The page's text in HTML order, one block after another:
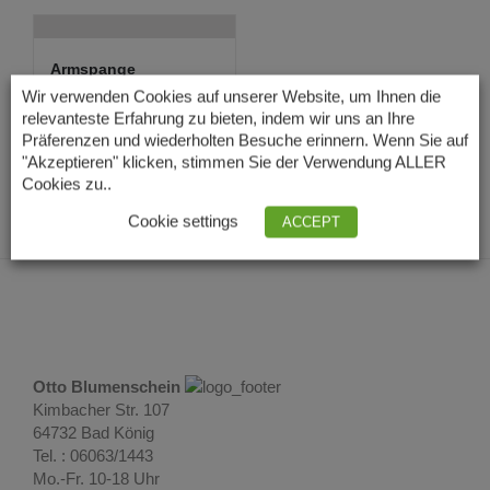
Armspange
Drusenacht mit
Kristalle...
39,00€ Lieferzeit: 3 – 5
Tage
Otto Blumenschein
Kimbacher Str. 107
64732 Bad König
Tel. : 06063/1443
Mo.-Fr. 10-18 Uhr
Wir verwenden Cookies auf unserer Website, um Ihnen die
relevanteste Erfahrung zu bieten, indem wir uns an Ihre
Präferenzen und wiederholten Besuche erinnern. Wenn Sie auf
"Akzeptieren" klicken, stimmen Sie der Verwendung ALLER
Cookies zu..
Cookie settings ACCEPT